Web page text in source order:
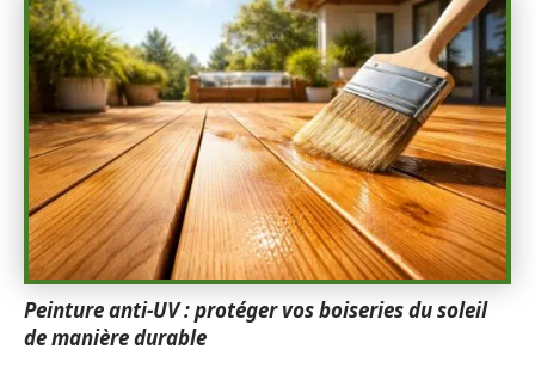
Peinture anti-UV : protéger vos boiseries du soleil
de manière durable